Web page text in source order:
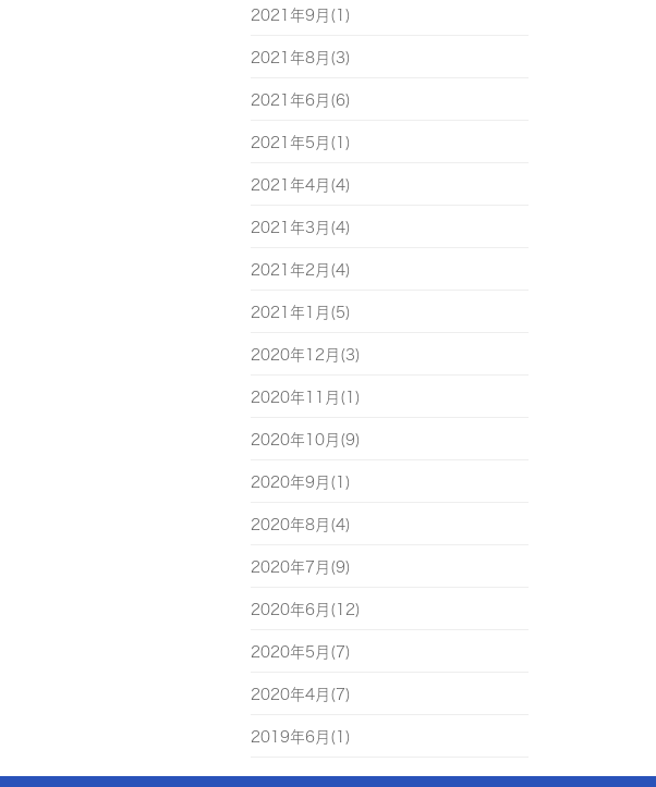
2021年9月(1)
2021年8月(3)
2021年6月(6)
2021年5月(1)
2021年4月(4)
2021年3月(4)
2021年2月(4)
2021年1月(5)
2020年12月(3)
2020年11月(1)
2020年10月(9)
2020年9月(1)
2020年8月(4)
2020年7月(9)
2020年6月(12)
2020年5月(7)
2020年4月(7)
2019年6月(1)